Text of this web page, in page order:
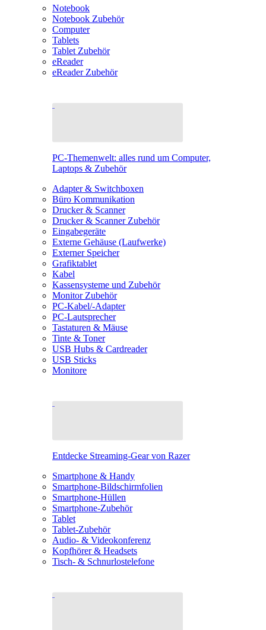
Notebook
Notebook Zubehör
Computer
Tablets
Tablet Zubehör
eReader
eReader Zubehör
PC-Themenwelt: alles rund um Computer,
Laptops & Zubehör
Adapter & Switchboxen
Büro Kommunikation
Drucker & Scanner
Drucker & Scanner Zubehör
Eingabegeräte
Externe Gehäuse (Laufwerke)
Externer Speicher
Grafiktablet
Kabel
Kassensysteme und Zubehör
Monitor Zubehör
PC-Kabel/-Adapter
PC-Lautsprecher
Tastaturen & Mäuse
Tinte & Toner
USB Hubs & Cardreader
USB Sticks
Monitore
Entdecke Streaming-Gear von Razer
Smartphone & Handy
Smartphone-Bildschirmfolien
Smartphone-Hüllen
Smartphone-Zubehör
Tablet
Tablet-Zubehör
Audio- & Videokonferenz
Kopfhörer & Headsets
Tisch- & Schnurlostelefone